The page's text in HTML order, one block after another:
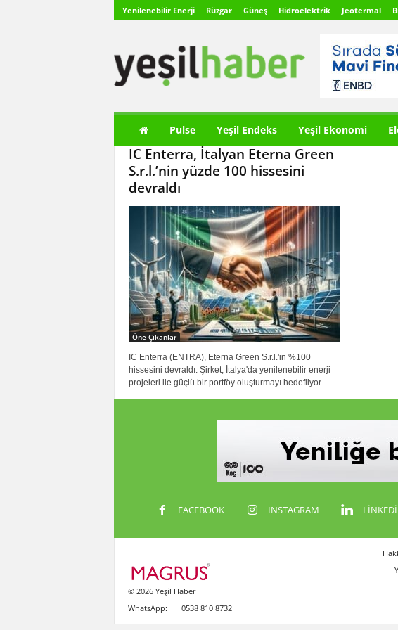
Yenilenebilir Enerji Rüzgar Güneş Hidroelektrik Jeotermal
ş
Pulse Yeşil Endeks Yeşil Ekonomi
IC Enterra, İtalyan Eterna Green
S.r.l.’nin yüzde 100 hissesini
devraldı
Öne Çıkanlar
IC Enterra (ENTRA), Eterna Green S.r.l.'in %100
hissesini devraldı. Şirket, İtalya'da yenilenebilir enerji
projeleri ile güçlü bir portföy oluşturmayı hedefliyor.
FACEBOOK INSTAGRAM
© 2026 Yeşil Haber
WhatsApp:
0538 810 8732